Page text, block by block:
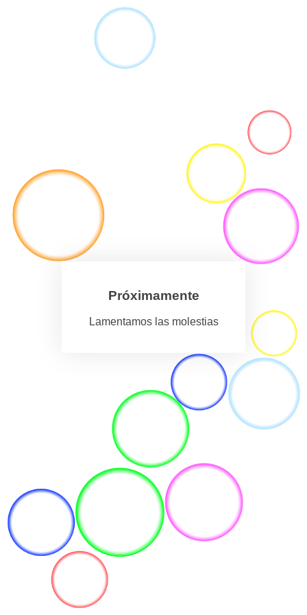
Próximamente
Lamentamos las molestias